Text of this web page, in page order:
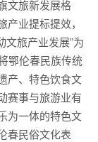
文旅新发展格
业提标提效，
文旅产业发展”为
鄂伦春民族传统
产、特色饮食文
赛事与旅游业有
为一体的特色文
春民俗文化表